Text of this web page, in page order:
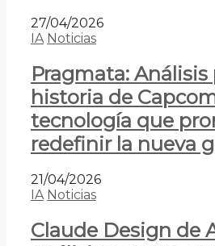
27/04/2026
IA Noticias
Pragmata:
historia de
tecnología que
redefinir la nueva
21/04/2026
IA Noticias
Claude Design de